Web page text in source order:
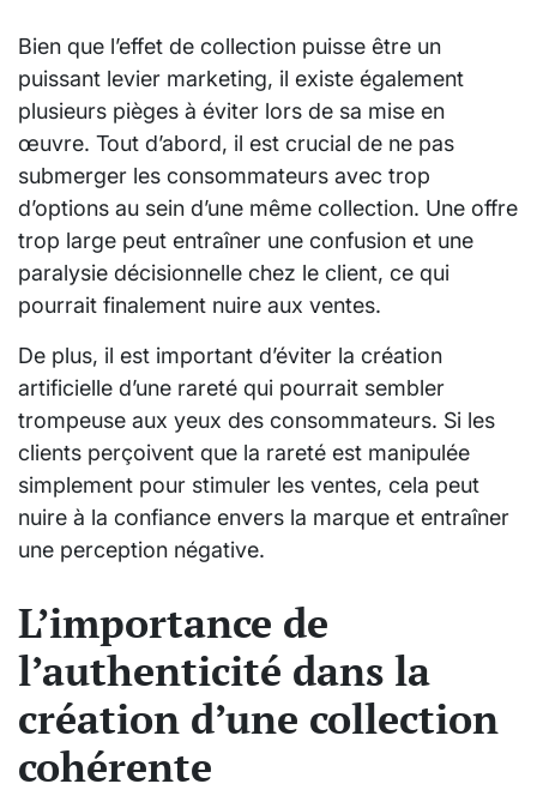
Bien que l’effet de collection puisse être un
puissant levier marketing, il existe également
plusieurs pièges à éviter lors de sa mise en
œuvre. Tout d’abord, il est crucial de ne pas
submerger les consommateurs avec trop
d’options au sein d’une même collection. Une offre
trop large peut entraîner une confusion et une
paralysie décisionnelle chez le client, ce qui
pourrait finalement nuire aux ventes.
De plus, il est important d’éviter la création
artificielle d’une rareté qui pourrait sembler
trompeuse aux yeux des consommateurs. Si les
clients perçoivent que la rareté est manipulée
simplement pour stimuler les ventes, cela peut
nuire à la confiance envers la marque et entraîner
une perception négative.
L’importance de
l’authenticité dans la
création d’une collection
cohérente